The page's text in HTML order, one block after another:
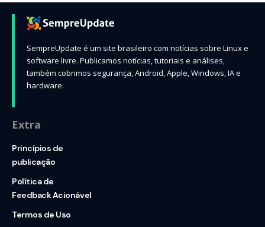
SempreUpdate é um site brasileiro com notícias sobre Linux e
software livre. Publicamos notícias, tutoriais e análises,
também cobrimos segurança, Android, Apple, Windows, IA e
hardware.
Extra
Princípios de
publicação
Política de
Feedback Acionável
Termos de Uso